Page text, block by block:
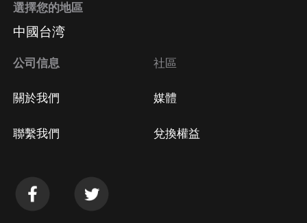
選擇您的地區
中國台湾
公司信息
關於我們
聯繫我們
社區
媒體
兌換權益